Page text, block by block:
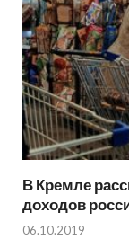
В Кремле
доходов
06.10.2019